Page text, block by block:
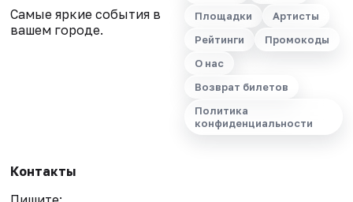
Самые яркие события в
вашем городе.
Площадки
Артисты
Рейтинги
Промокоды
О нас
Возврат билетов
Политика
конфиденциальности
Контакты